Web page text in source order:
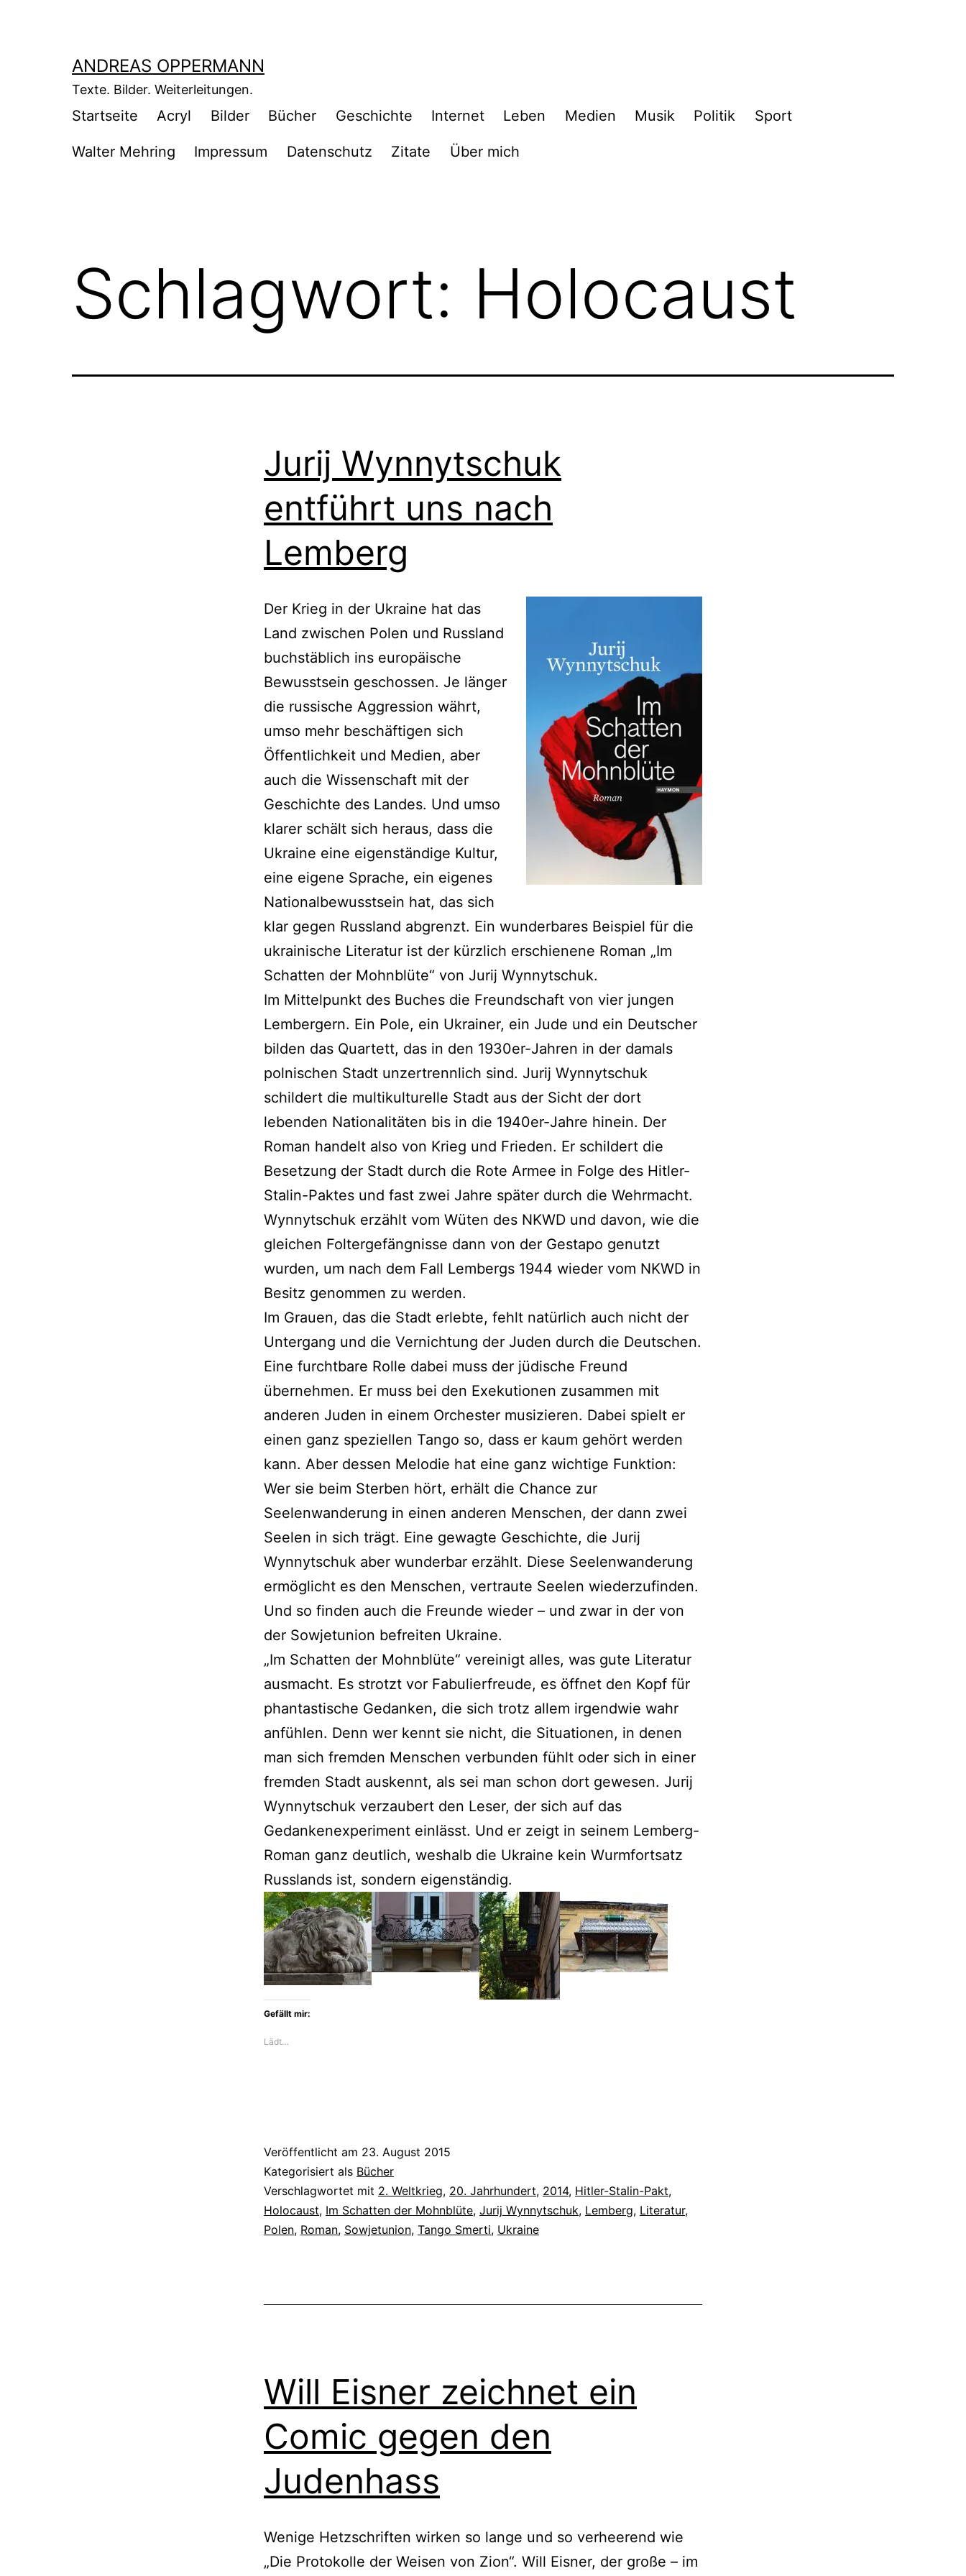
ANDREAS OPPERMANN
Texte. Bilder. Weiterleitungen.
Startseite Acryl Bilder Bücher Geschichte Internet Leben Medien Musik Politik Sport
Walter Mehring Impressum Datenschutz Zitate Über mich
Schlagwort: Holocaust
Jurij Wynnytschuk
entführt uns nach
Lemberg
Der Krieg in der Ukraine hat das
Land zwischen Polen und Russland
buchstäblich ins europäische
Bewusstsein geschossen. Je länger
die russische Aggression währt,
umso mehr beschäftigen sich
Öffentlichkeit und Medien, aber
auch die Wissenschaft mit der
Geschichte des Landes. Und umso
klarer schält sich heraus, dass die
Ukraine eine eigenständige Kultur,
eine eigene Sprache, ein eigenes
Nationalbewusstsein hat, das sich
klar gegen Russland abgrenzt. Ein wunderbares Beispiel für die
ukrainische Literatur ist der kürzlich erschienene Roman „Im
Schatten der Mohnblüte“ von Jurij Wynnytschuk.
Im Mittelpunkt des Buches die Freundschaft von vier jungen
Lembergern. Ein Pole, ein Ukrainer, ein Jude und ein Deutscher
bilden das Quartett, das in den 1930er-Jahren in der damals
polnischen Stadt unzertrennlich sind. Jurij Wynnytschuk
schildert die multikulturelle Stadt aus der Sicht der dort
lebenden Nationalitäten bis in die 1940er-Jahre hinein. Der
Roman handelt also von Krieg und Frieden. Er schildert die
Besetzung der Stadt durch die Rote Armee in Folge des Hitler-
Stalin-Paktes und fast zwei Jahre später durch die Wehrmacht.
Wynnytschuk erzählt vom Wüten des NKWD und davon, wie die
gleichen Foltergefängnisse dann von der Gestapo genutzt
wurden, um nach dem Fall Lembergs 1944 wieder vom NKWD in
Besitz genommen zu werden.
Im Grauen, das die Stadt erlebte, fehlt natürlich auch nicht der
Untergang und die Vernichtung der Juden durch die Deutschen.
Eine furchtbare Rolle dabei muss der jüdische Freund
übernehmen. Er muss bei den Exekutionen zusammen mit
anderen Juden in einem Orchester musizieren. Dabei spielt er
einen ganz speziellen Tango so, dass er kaum gehört werden
kann. Aber dessen Melodie hat eine ganz wichtige Funktion:
Wer sie beim Sterben hört, erhält die Chance zur
Seelenwanderung in einen anderen Menschen, der dann zwei
Seelen in sich trägt. Eine gewagte Geschichte, die Jurij
Wynnytschuk aber wunderbar erzählt. Diese Seelenwanderung
ermöglicht es den Menschen, vertraute Seelen wiederzufinden.
Und so finden auch die Freunde wieder – und zwar in der von
der Sowjetunion befreiten Ukraine.
„Im Schatten der Mohnblüte“ vereinigt alles, was gute Literatur
ausmacht. Es strotzt vor Fabulierfreude, es öffnet den Kopf für
phantastische Gedanken, die sich trotz allem irgendwie wahr
anfühlen. Denn wer kennt sie nicht, die Situationen, in denen
man sich fremden Menschen verbunden fühlt oder sich in einer
fremden Stadt auskennt, als sei man schon dort gewesen. Jurij
Wynnytschuk verzaubert den Leser, der sich auf das
Gedankenexperiment einlässt. Und er zeigt in seinem Lemberg-
Roman ganz deutlich, weshalb die Ukraine kein Wurmfortsatz
Russlands ist, sondern eigenständig.
Gefällt mir:
Lädt…
Veröffentlicht am 23. August 2015
Kategorisiert als Bücher
Verschlagwortet mit 2. Weltkrieg, 20. Jahrhundert, 2014, Hitler-Stalin-Pakt,
Holocaust, Im Schatten der Mohnblüte, Jurij Wynnytschuk, Lemberg, Literatur,
Polen, Roman, Sowjetunion, Tango Smerti, Ukraine
Will Eisner zeichnet ein
Comic gegen den
Judenhass
Wenige Hetzschriften wirken so lange und so verheerend wie
„Die Protokolle der Weisen von Zion“. Will Eisner, der große – im